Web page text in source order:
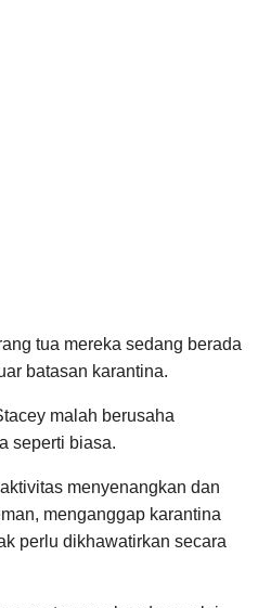
tua mereka sedang berada
batasan karantina.
malah berusaha
seperti biasa.
menyenangkan dan
menganggap karantina
perlu dikhawatirkan secara